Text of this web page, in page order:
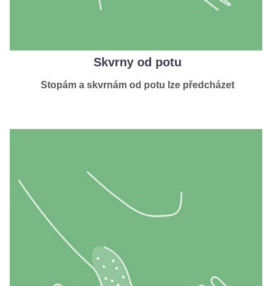
Skvrny od potu
Stopám a skvrnám od potu lze předcházet